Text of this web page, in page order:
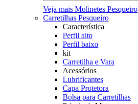
Veja mais Molinetes Pesqueiro
Carretilhas Pesqueiro
Característica
Perfil alto
Perfil baixo
kit
Carretilha e Vara
Acessórios
Lubrificantes
Capa Protetora
Bolsa para Carretilhas